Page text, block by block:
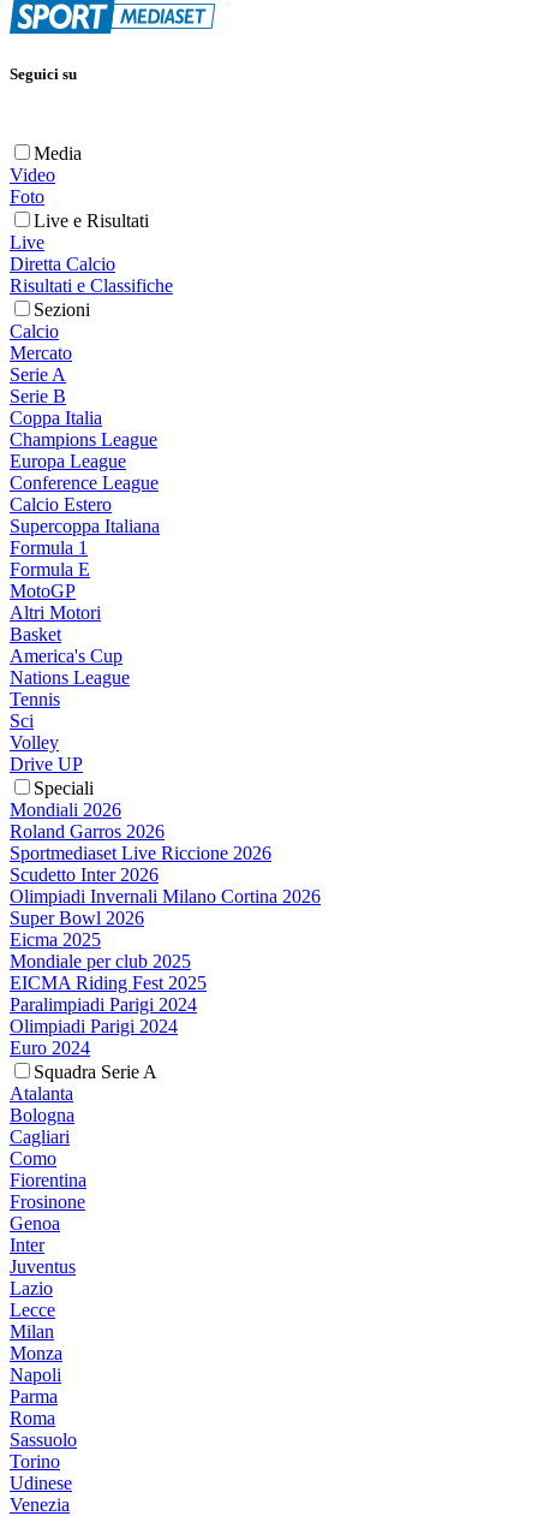
Seguici su
Media
Video
Foto
Live e Risultati
Live
Diretta Calcio
Risultati e Classifiche
Sezioni
Calcio
Mercato
Serie A
Serie B
Coppa Italia
Champions League
Europa League
Conference League
Calcio Estero
Supercoppa Italiana
Formula 1
Formula E
MotoGP
Altri Motori
Basket
America's Cup
Nations League
Tennis
Sci
Volley
Drive UP
Speciali
Mondiali 2026
Roland Garros 2026
Sportmediaset Live Riccione 2026
Scudetto Inter 2026
Olimpiadi Invernali Milano Cortina 2026
Super Bowl 2026
Eicma 2025
Mondiale per club 2025
EICMA Riding Fest 2025
Paralimpiadi Parigi 2024
Olimpiadi Parigi 2024
Euro 2024
Squadra Serie A
Atalanta
Bologna
Cagliari
Como
Fiorentina
Frosinone
Genoa
Inter
Juventus
Lazio
Lecce
Milan
Monza
Napoli
Parma
Roma
Sassuolo
Torino
Udinese
Venezia